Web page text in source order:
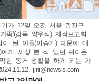
가 12일 오전 서울 광진구
족'(감독 양우석) 제작보고회
이 된 아들(이승기) 때문에 대
에게 세상 본 적 없던 귀여운
힌 동거 생활을 하게 되는 가
jini@newsis.com